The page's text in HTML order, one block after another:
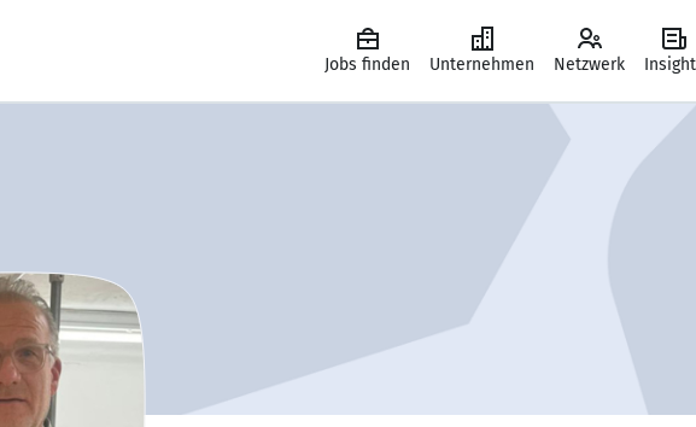
Jobs finden Unternehmen Netzwerk